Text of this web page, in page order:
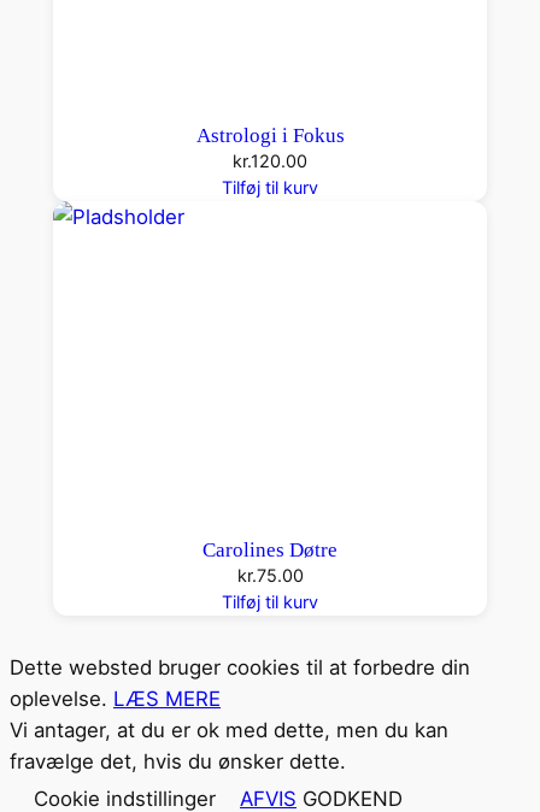
Astrologi i Fokus
kr.120.00
Tilføj til kurv
Carolines Døtre
kr.75.00
Tilføj til kurv
Dette websted bruger cookies til at forbedre din
oplevelse. LÆS MERE
Vi antager, at du er ok med dette, men du kan
fravælge det, hvis du ønsker dette.
Cookie indstillinger
AFVIS GODKEND